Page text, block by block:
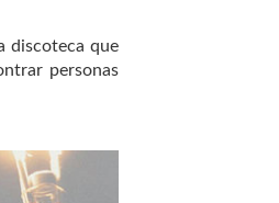
discoteca que
personas